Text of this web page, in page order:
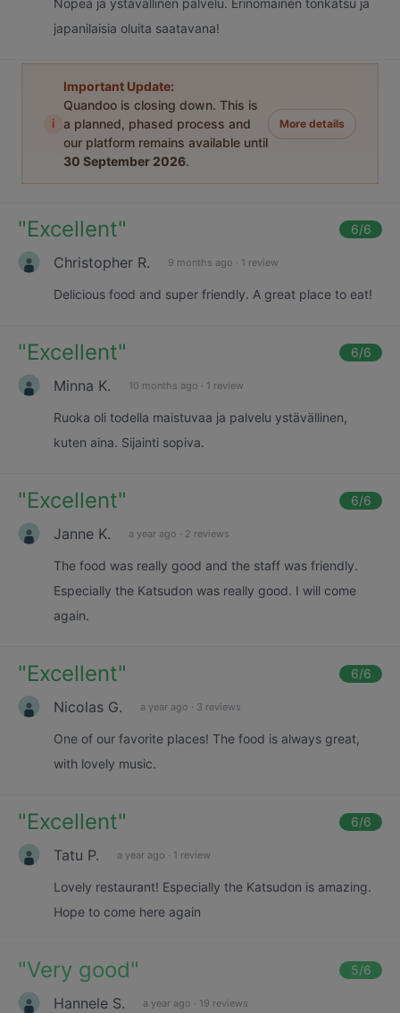
Nopea ja ystävällinen palvelu. Erinomainen tonkatsu ja
japanilaisia oluita saatavana!
i
Important Update:
Quandoo is closing down. This is
a planned, phased process and
our platform remains available until
30 September 2026.
More details
"Excellent" 6/6
Christopher R. 9 months ago · 1 review
Delicious food and super friendly. A great place to eat!
"Excellent" 6/6
Minna K. 10 months ago · 1 review
Ruoka oli todella maistuvaa ja palvelu ystävällinen,
kuten aina. Sijainti sopiva.
"Excellent" 6/6
Janne K. a year ago · 2 reviews
The food was really good and the staff was friendly.
Especially the Katsudon was really good. I will come
again.
"Excellent" 6/6
Nicolas G. a year ago · 3 reviews
One of our favorite places! The food is always great,
with lovely music.
"Excellent" 6/6
Tatu P. a year ago · 1 review
Lovely restaurant! Especially the Katsudon is amazing.
Hope to come here again
"Very good" 5/6
Hannele S. a year ago · 19 reviews